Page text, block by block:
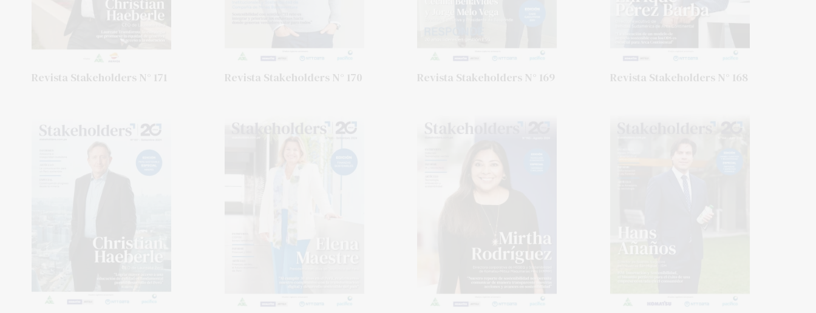
Revista Stakeholders N° 171 Revista Stakeholders N° 170 Revista Stakeholders N° 169 Revista Stakeholders N° 168